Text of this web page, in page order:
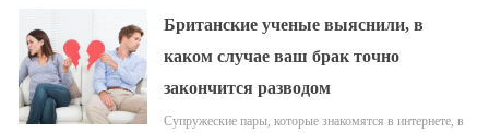
Британские ученые выяснили, в
каком случае ваш брак точно
закончится разводом
Супружеские пары, которые знакомятся в интернете, в